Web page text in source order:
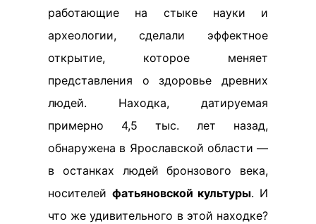
работающие на стыке науки и
археологии, сделали эффектное
открытие, которое меняет
представления о здоровье древних
людей. Находка, датируемая
примерно 4,5 тыс. лет назад,
обнаружена в Ярославской области —
в останках людей бронзового века,
носителей фатьяновской культуры. И
что же удивительного в этой находке?